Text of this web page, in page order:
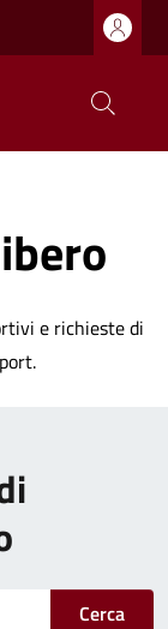
e richieste di
Cerca